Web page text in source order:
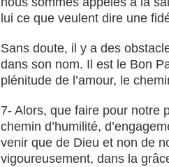
lui ce que veulent dire une
Sans doute, il y a des
dans son nom. Il est le Bon
plénitude de l’amour, le
7- Alors, que faire pour notre
chemin d’humilité,
venir que de Dieu et non de
vigoureusement, dans la